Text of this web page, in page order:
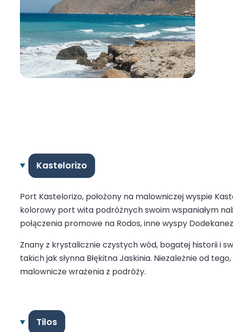
Kastelorizo
Port Kastelorizo, położony na malowniczej wyspie
kolorowy port wita podróżnych swoim wspaniałym
połączenia promowe na Rodos, inne wyspy
Znany z krystalicznie czystych wód, bogatej historii i
takich jak słynna Błękitna Jaskinia. Niezależnie od
malownicze wrażenia z podróży.
Tilos